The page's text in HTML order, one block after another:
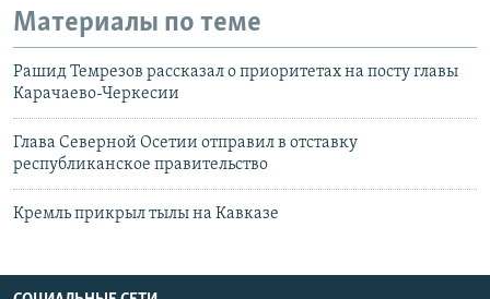
Материалы по теме
Рашид Темрезов рассказал о приоритетах на посту главы
Карачаево-Черкесии
Глава Северной Осетии отправил в отставку
республиканское правительство
Кремль прикрыл тылы на Кавказе